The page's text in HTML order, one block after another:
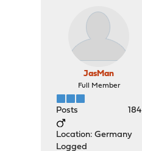
JasMan
Full Member
Posts 184
Location: Germany
Logged